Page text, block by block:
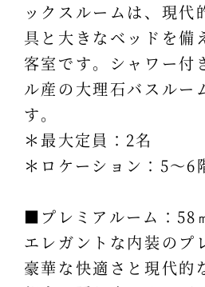
ックスルームは、現代
具と大きなベッドを備
客室です。シャワー付
ル産の大理石バスルー
す。
＊最大定員：2名
＊ロケーション：5～6
■プレミアルーム：58
エレガントな内装のプ
豪華な快適さと現代的